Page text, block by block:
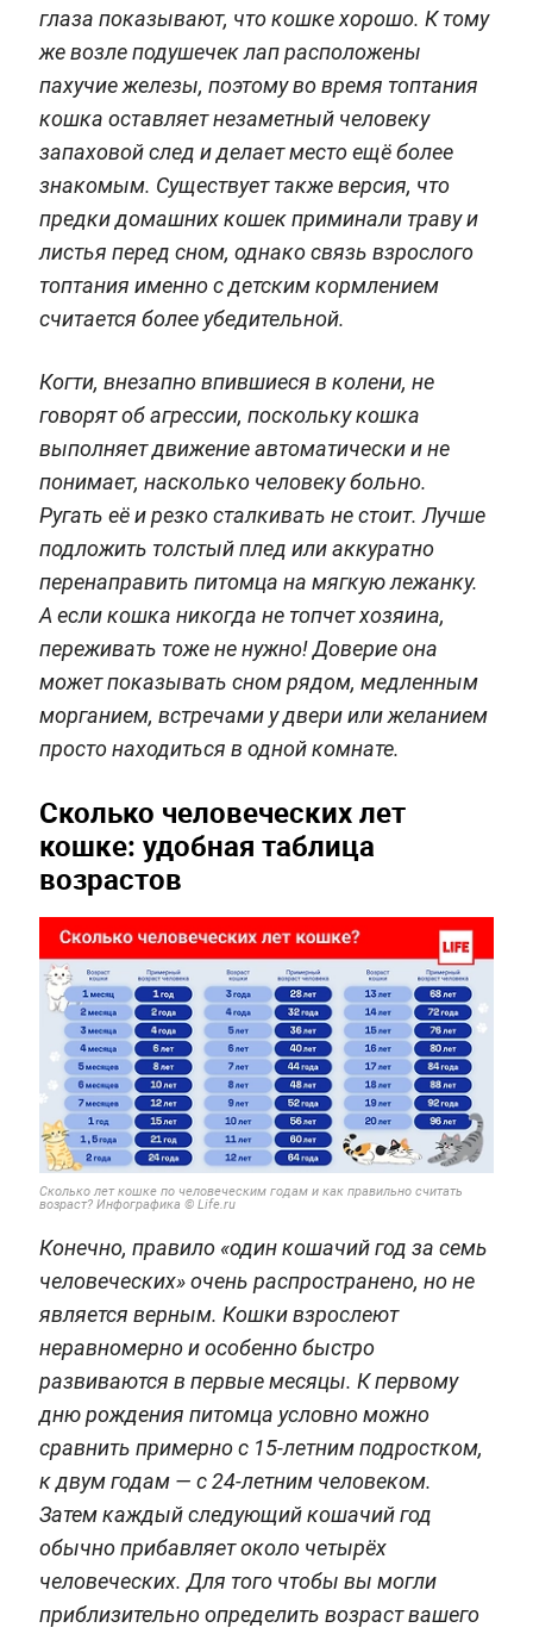
глаза показывают, что кошке хорошо. К тому
же возле подушечек лап расположены
пахучие железы, поэтому во время топтания
кошка оставляет незаметный человеку
запаховой след и делает место ещё более
знакомым. Существует также версия, что
предки домашних кошек приминали траву и
листья перед сном, однако связь взрослого
топтания именно с детским кормлением
считается более убедительной.
Когти, внезапно впившиеся в колени, не
говорят об агрессии, поскольку кошка
выполняет движение автоматически и не
понимает, насколько человеку больно.
Ругать её и резко сталкивать не стоит. Лучше
подложить толстый плед или аккуратно
перенаправить питомца на мягкую лежанку.
А если кошка никогда не топчет хозяина,
переживать тоже не нужно! Доверие она
может показывать сном рядом, медленным
морганием, встречами у двери или желанием
просто находиться в одной комнате.
Сколько человеческих лет
кошке: удобная таблица
возрастов
Сколько лет кошке по человеческим годам и как правильно считать
возраст? Инфографика © Life.ru
Конечно, правило «один кошачий год за семь
человеческих» очень распространено, но не
является верным. Кошки взрослеют
неравномерно и особенно быстро
развиваются в первые месяцы. К первому
дню рождения питомца условно можно
сравнить примерно с 15-летним подростком,
к двум годам — с 24-летним человеком.
Затем каждый следующий кошачий год
обычно прибавляет около четырёх
человеческих. Для того чтобы вы могли
приблизительно определить возраст вашего